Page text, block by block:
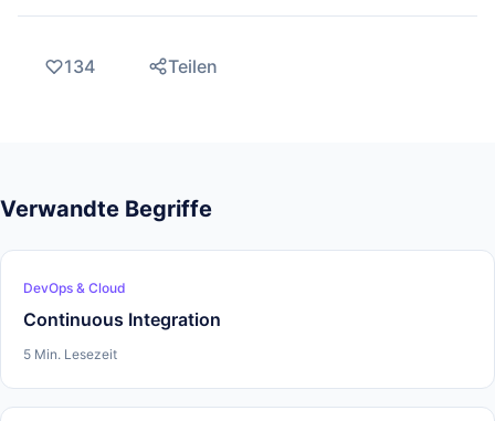
134 Teilen
Verwandte Begriffe
DevOps & Cloud
Continuous Integration
5 Min. Lesezeit